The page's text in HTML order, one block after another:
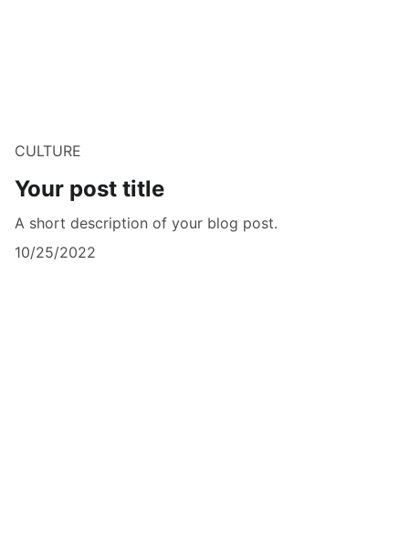
CULTURE
Your post title
A short description of your blog post.
10/25/2022